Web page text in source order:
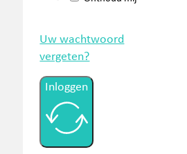
Uw wachtwoord
vergeten?
Inloggen